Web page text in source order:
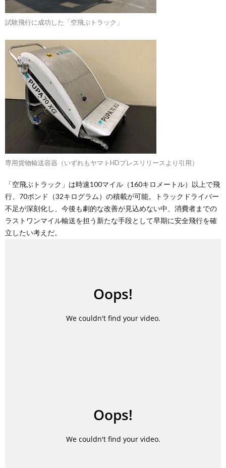
試験飛行に成功した「空飛ぶトラック」
専用貨物輸送容器（いずれもヤマトHDプレスリリースより引用）
「空飛ぶトラック」は時速100マイル（160キロメートル）以上で飛
行、70ポンド（32キログラム）の積載が可能。トラックドライバー
不足が深刻化し、今後も劇的な改善が見込めない中、消費者までの
ラストワンマイル輸送を担う新たな手段として早期に安全飛行を確
立したい考えだ。